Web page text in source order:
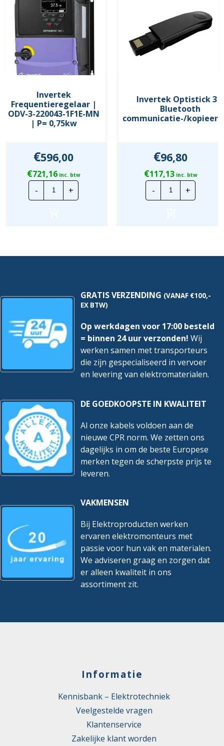
Comm. Interface
BACnet
Modbus RTU
Keurmerken
EAC,UKCA
Beschermingsgraad
Invertek
Frequentieregelaar |
ODV-3-220043-1F1E-MN
| P= 0,75kw
€596,00
€721,16inc. btw
-
Invertek
Frequentieregelaar
|
P=
+
Invertek Optistick 3 |
Bluetooth
communicatie-/
€96,80
€117,13inc. btw
-
Invertek
Optistick
3
+
GRATIS VERZENDING (VANAF €100,-
EX BTW)
Op werkdagen voor 17:00 besteld
= binnen 24 uur verzonden! Wij
werken samen met transporteurs
die zijn gespecialiseerd in vervoer
en levering van elektromaterialen.
DE GOEDKOOPSTE IN KWALITEIT
Al onze kabels voldoen aan de
nieuwe CPR norm. We zetten ons
dagelijks in om de beste Europese
merken tegen de scherpste prijs te
leveren.
VAKMENSEN
Bij Elektroproducten werken
ervaren elektromonteurs met
passie voor hun vak en materialen.
We adviseren graag en zorgen dat
er alleen kwaliteit in ons
assortiment zit.
Informatie
Kennisbank – Elektrotechniek
Veelgestelde vragen
Klantenservice
Zakelijke klant worden